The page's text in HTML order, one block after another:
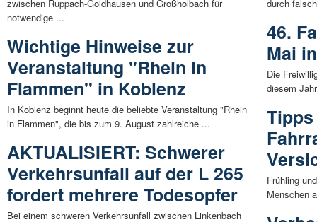
zwischen Ruppach-Goldhausen und Großholbach für
notwendige ...
Wichtige Hinweise zur
Veranstaltung "Rhein in
Flammen" in Koblenz
In Koblenz beginnt heute die beliebte Veranstaltung "Rhein
in Flammen", die bis zum 9. August zahlreiche ...
AKTUALISIERT: Schwerer
Verkehrsunfall auf der L 265
fordert mehrere Todesopfer
Bei einem schweren Verkehrsunfall zwischen Linkenbach
durch
46.
Mai
Die
diesem
Frühling
Menschen